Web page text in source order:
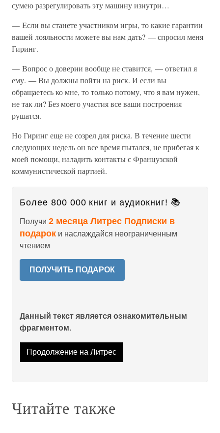
сумею разрегулировать эту машину изнутри…
— Если вы станете участником игры, то какие гарантии
вашей лояльности можете вы нам дать? — спросил меня
Гиринг.
— Вопрос о доверии вообще не ставится, — ответил я
ему. — Вы должны пойти на риск. И если вы
обращаетесь ко мне, то только потому, что я вам нужен,
не так ли? Без моего участия все ваши построения
рушатся.
Но Гиринг еще не созрел для риска. В течение шести
следующих недель он все время пытался, не прибегая к
моей помощи, наладить контакты с Французской
коммунистической партией.
Более 800 000 книг и аудиокниг! 📚
Получи 2 месяца Литрес Подписки в
подарок и наслаждайся неограниченным
чтением
ПОЛУЧИТЬ ПОДАРОК
Данный текст является ознакомительным
фрагментом.
Продолжение на Литрес
Читайте также